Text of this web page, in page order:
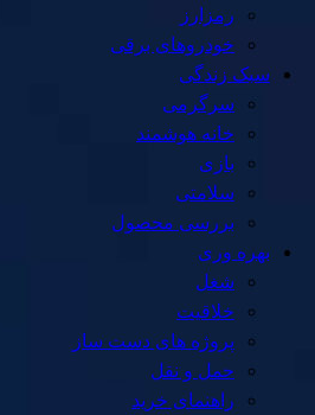
رمزارز
خودروهای برقی
سبک زندگی
سرگرمی
خانه هوشمند
بازی
سلامتی
بررسی محصول
بهره وری
شغل
خلاقیت
پروژه های دست ساز
حمل و نقل
راهنمای خرید